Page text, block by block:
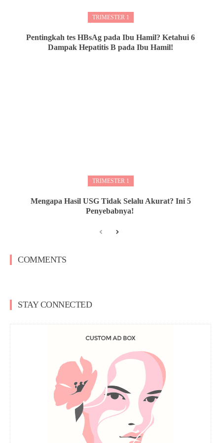
TRIMESTER 1
Pentingkah tes HBsAg pada Ibu Hamil? Ketahui 6
Dampak Hepatitis B pada Ibu Hamil!
TRIMESTER 1
Mengapa Hasil USG Tidak Selalu Akurat? Ini 5
Penyebabnya!
COMMENTS
STAY CONNECTED